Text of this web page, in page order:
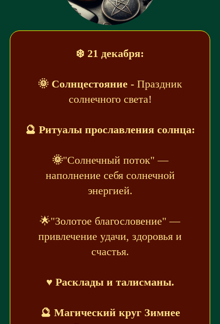
❄️ 21 декабря:
🌞 Солнцестояние - Праздник
солнечного света!
🔮 Ритуалы прославления солнца:
🌞"Солнечный поток" —
наполнение себя солнечной
энергией.
🌟"Золотое благословение" —
привлечение удачи, здоровья и
счастья.
♥️ Расклады и талисманы.
🔮 Магический круг Зимнее